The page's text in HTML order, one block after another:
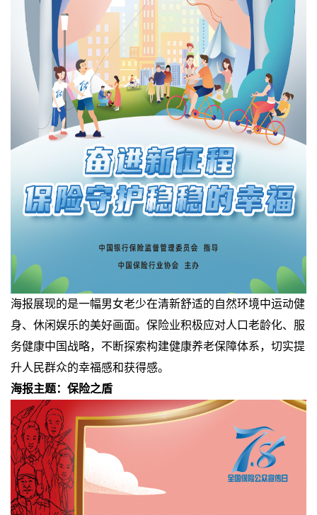
海报展现的是一幅男女老少在清新舒适的自然环境中运动健
身、休闲娱乐的美好画面。保险业积极应对人口老龄化、服
务健康中国战略，不断探索构建健康养老保障体系，切实提
升人民群众的幸福感和获得感。
海报主题：保险之盾